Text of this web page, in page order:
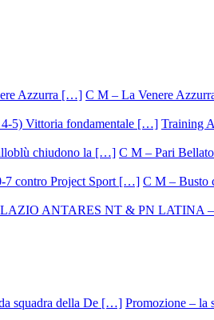
C M – La Venere
Training
C M – Pari
C M – Busto
Promozione – la